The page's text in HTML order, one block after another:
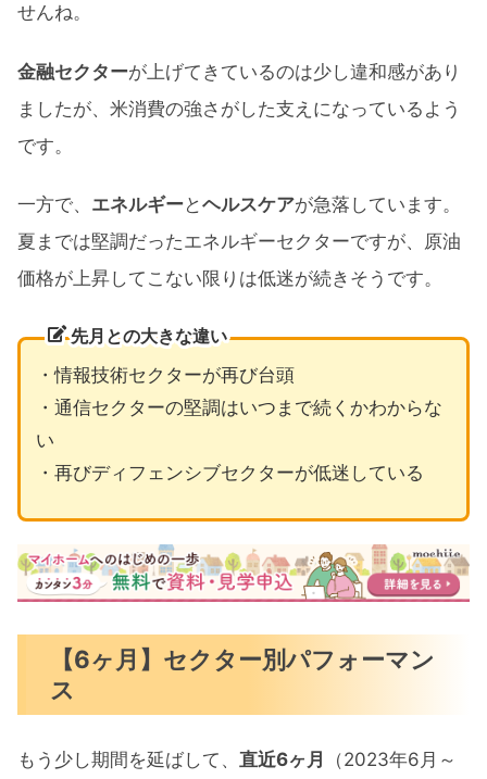
せんね。
金融セクターが上げてきているのは少し違和感があり
ましたが、米消費の強さがした支えになっているよう
です。
一方で、 エネルギーとヘルスケアが急落しています。
夏までは堅調だったエネルギーセクターですが、原油
価格が上昇してこない限りは低迷が続きそうです。
先月との大きな違い
・情報技術セクターが再び台頭
・通信セクターの堅調はいつまで続くかわからな
い
・再びディフェンシブセクターが低迷している
【6ヶ月】セクター別パフォーマン
ス
もう少し期間を延ばして、 直近6ヶ月
（2023年6月～